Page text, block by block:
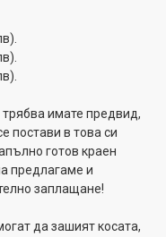
трябва имате предвид,
постави в това си
готов краен
предлагаме и
заплащане!
да зашият косата,